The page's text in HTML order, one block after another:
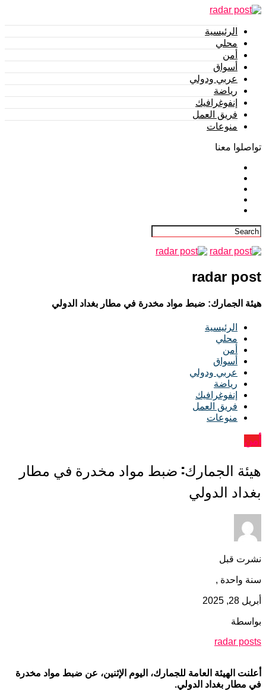
الرئيسية
محلي
أمن
أسواق
عربي ودولي
رياضة
إنفوغرافيك
فريق العمل
منوعات
تواصلوا معنا
radar post
هيئة الجمارك: ضبط مواد مخدرة في مطار بغداد الدولي
الرئيسية
محلي
أمن
أسواق
عربي ودولي
رياضة
إنفوغرافيك
فريق العمل
منوعات
أمن
هيئة الجمارك: ضبط مواد مخدرة في مطار
بغداد الدولي
نشرت قبل
سنة واحدة ,
أبريل 28, 2025
بواسطة
radar posts
أعلنت الهيئة العامة للجمارك، اليوم الإثنين، عن ضبط مواد مخدرة
في مطار بغداد الدولي.